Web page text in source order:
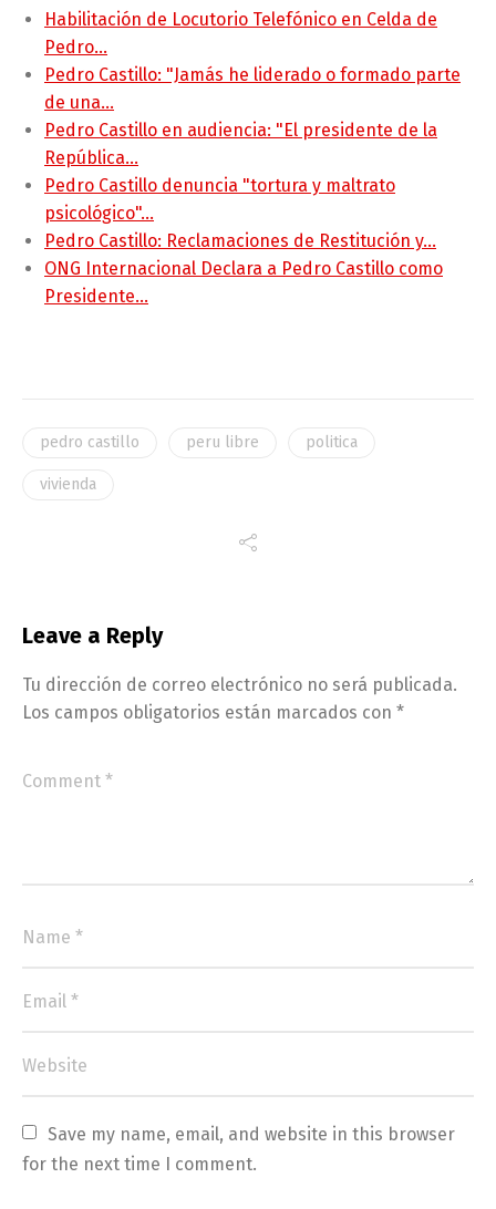
Habilitación de Locutorio Telefónico en Celda de
Pedro…
Pedro Castillo: "Jamás he liderado o formado parte
de una…
Pedro Castillo en audiencia: "El presidente de la
República…
Pedro Castillo denuncia "tortura y maltrato
psicológico"…
Pedro Castillo: Reclamaciones de Restitución y…
ONG Internacional Declara a Pedro Castillo como
Presidente…
pedro castillo peru libre politica
vivienda
Leave a Reply
Tu dirección de correo electrónico no será publicada.
Los campos obligatorios están marcados con *
Save my name, email, and website in this browser
for the next time I comment.